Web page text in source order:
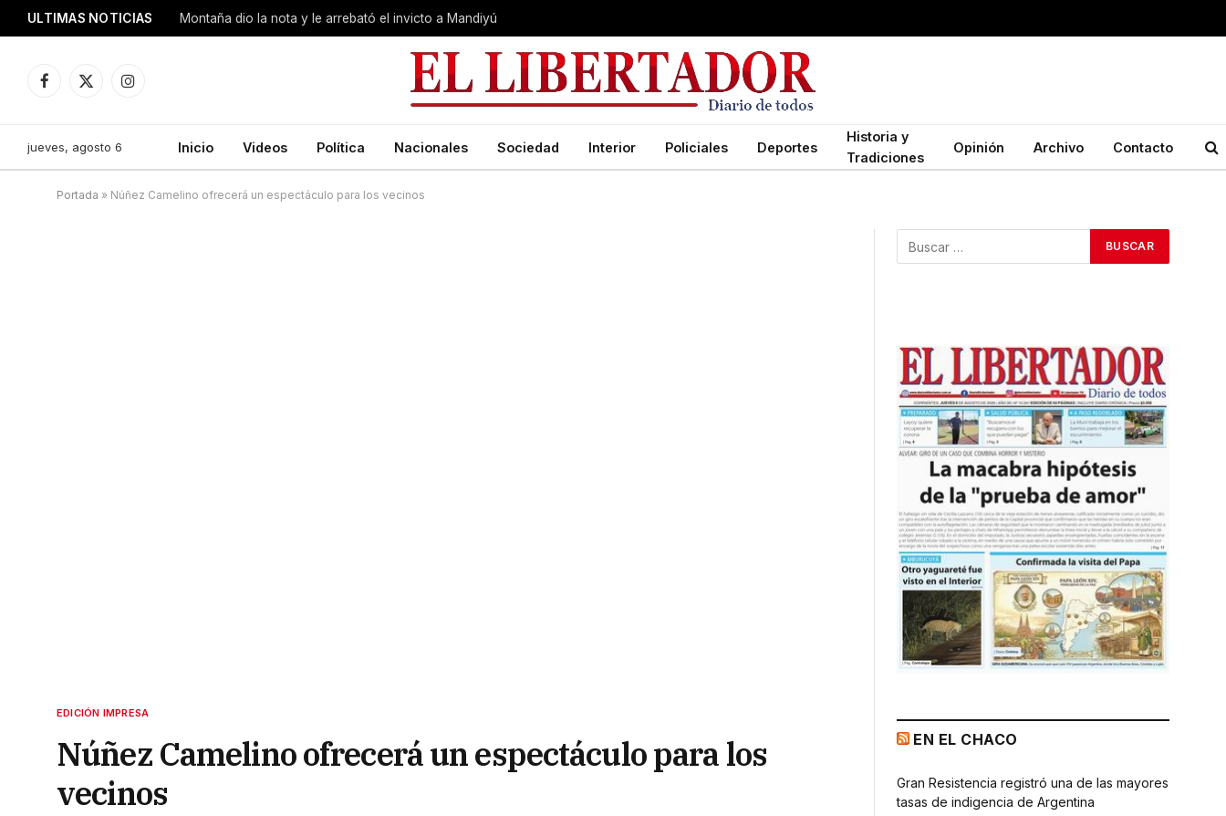
ULTIMAS NOTICIAS Montaña dio la nota y le arrebató el invicto a Mandiyú
Facebook
X
Instagram
jueves, agosto 6 Inicio Videos Política Nacionales Sociedad Interior Policiales Deportes
Historia y
Tradiciones
Opinión Archivo Contacto
Portada » Núñez Camelino ofrecerá un espectáculo para los vecinos
EDICIÓN IMPRESA
Núñez Camelino ofrecerá un espectáculo para los
vecinos
EN EL CHACO
Gran Resistencia registró una de las mayores
tasas de indigencia de Argentina